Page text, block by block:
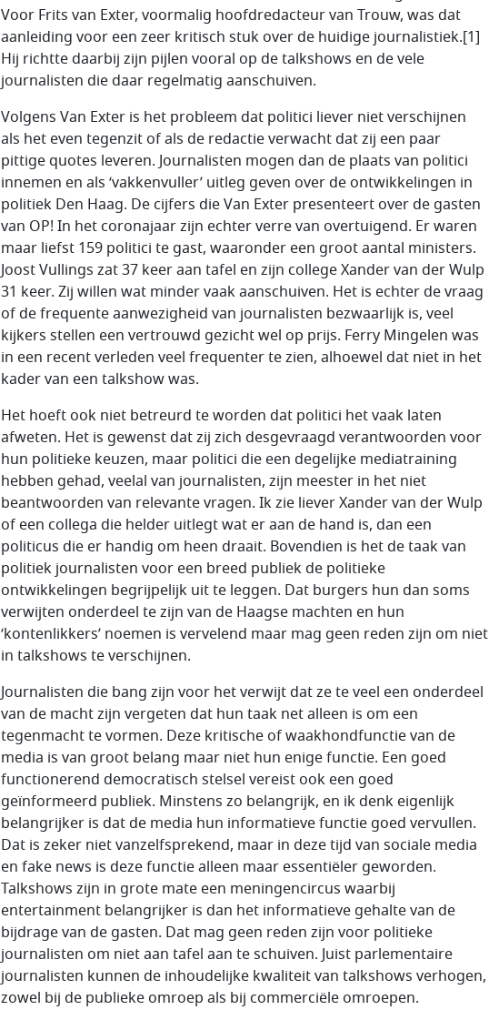
Voor Frits van Exter, voormalig hoofdredacteur van Trouw, was dat
aanleiding voor een zeer kritisch stuk over de huidige journalistiek.[1]
Hij richtte daarbij zijn pijlen vooral op de talkshows en de vele
journalisten die daar regelmatig aanschuiven.
Volgens Van Exter is het probleem dat politici liever niet verschijnen
als het even tegenzit of als de redactie verwacht dat zij een paar
pittige quotes leveren. Journalisten mogen dan de plaats van politici
innemen en als ‘vakkenvuller’ uitleg geven over de ontwikkelingen in
politiek Den Haag. De cijfers die Van Exter presenteert over de gasten
van OP! In het coronajaar zijn echter verre van overtuigend. Er waren
maar liefst 159 politici te gast, waaronder een groot aantal ministers.
Joost Vullings zat 37 keer aan tafel en zijn college Xander van der Wulp
31 keer. Zij willen wat minder vaak aanschuiven. Het is echter de vraag
of de frequente aanwezigheid van journalisten bezwaarlijk is, veel
kijkers stellen een vertrouwd gezicht wel op prijs. Ferry Mingelen was
in een recent verleden veel frequenter te zien, alhoewel dat niet in het
kader van een talkshow was.
Het hoeft ook niet betreurd te worden dat politici het vaak laten
afweten. Het is gewenst dat zij zich desgevraagd verantwoorden voor
hun politieke keuzen, maar politici die een degelijke mediatraining
hebben gehad, veelal van journalisten, zijn meester in het niet
beantwoorden van relevante vragen. Ik zie liever Xander van der Wulp
of een collega die helder uitlegt wat er aan de hand is, dan een
politicus die er handig om heen draait. Bovendien is het de taak van
politiek journalisten voor een breed publiek de politieke
ontwikkelingen begrijpelijk uit te leggen. Dat burgers hun dan soms
verwijten onderdeel te zijn van de Haagse machten en hun
‘kontenlikkers’ noemen is vervelend maar mag geen reden zijn om niet
in talkshows te verschijnen.
Journalisten die bang zijn voor het verwijt dat ze te veel een onderdeel
van de macht zijn vergeten dat hun taak net alleen is om een
tegenmacht te vormen. Deze kritische of waakhondfunctie van de
media is van groot belang maar niet hun enige functie. Een goed
functionerend democratisch stelsel vereist ook een goed
geïnformeerd publiek. Minstens zo belangrijk, en ik denk eigenlijk
belangrijker is dat de media hun informatieve functie goed vervullen.
Dat is zeker niet vanzelfsprekend, maar in deze tijd van sociale media
en fake news is deze functie alleen maar essentiëler geworden.
Talkshows zijn in grote mate een meningencircus waarbij
entertainment belangrijker is dan het informatieve gehalte van de
bijdrage van de gasten. Dat mag geen reden zijn voor politieke
journalisten om niet aan tafel aan te schuiven. Juist parlementaire
journalisten kunnen de inhoudelijke kwaliteit van talkshows verhogen,
zowel bij de publieke omroep als bij commerciële omroepen.